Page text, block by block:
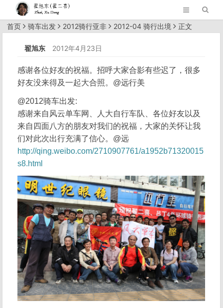
首页 骑车出发 2012骑行亚非 2012-04 骑行出境 正文
翟旭东 2012年4月23日
感谢各位好友的祝福。招呼大家合影有些迟了，很多
好友没来得及一起大合照。@远行美
@2012骑车出发:
感谢来自风云单车网、人大自行车队、各位好友以及
来自四面八方的朋友对我们的祝福，大家的关怀让我
们对此次出行充满了信心。@远
http://qing.weibo.com/2710907761/a1952b71320015
s8.html